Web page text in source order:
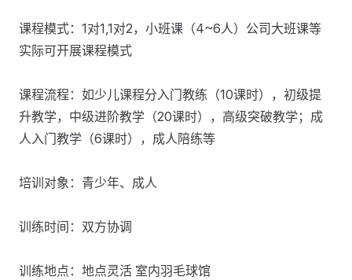
课程模式：1对1,1对2，小班课（4~6人）公司大班课等
实际可开展课程模式
课程流程：如少儿课程分入门教练（10课时），初级提
升教学，中级进阶教学（20课时），高级突破教学；成
人入门教学（6课时），成人陪练等
培训对象：青少年、成人
训练时间：双方协调
训练地点：地点灵活 室内羽毛球馆